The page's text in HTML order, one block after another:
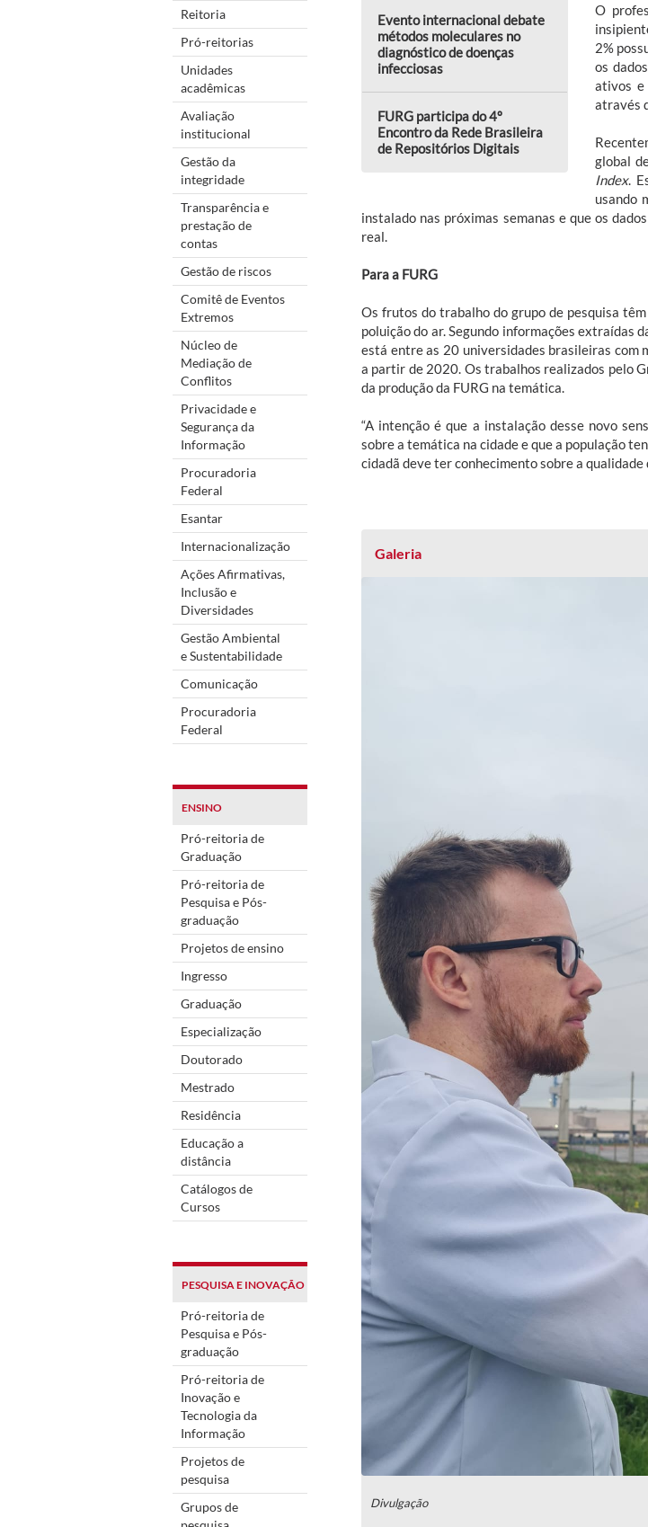
Reitoria
Pró-reitorias
Unidades
acadêmicas
Avaliação
institucional
Gestão da
integridade
Transparência e
prestação de
contas
Gestão de riscos
Comitê de Eventos
Extremos
Núcleo de
Mediação de
Conflitos
Privacidade e
Segurança da
Informação
Procuradoria
Federal
Esantar
Internacionalização
Ações Afirmativas,
Inclusão e
Diversidades
Gestão Ambiental
e Sustentabilidade
Comunicação
Procuradoria
Federal
ENSINO
Pró-reitoria de
Graduação
Pró-reitoria de
Pesquisa e Pós-
graduação
Projetos de ensino
Ingresso
Graduação
Especialização
Doutorado
Mestrado
Residência
Educação a
distância
Catálogos de
Cursos
PESQUISA E INOVAÇÃO
Pró-reitoria de
Pesquisa e Pós-
graduação
Pró-reitoria de
Inovação e
Tecnologia da
Informação
Projetos de
pesquisa
Grupos de
Evento internacional debate
métodos moleculares no
diagnóstico de doenças
infecciosas
FURG participa do 4º
Encontro da Rede Brasileira
de Repositórios Digitais
O
2%
os
ativos e
através
global
Index.
usando
instalado nas próximas semanas e que os
real.
Para a FURG
Os frutos do trabalho do grupo de pesquisa
poluição do ar. Segundo informações extraídas
está entre as 20 universidades brasileiras com
a partir de 2020. Os trabalhos realizados pelo
da produção da FURG na temática.
“A intenção é que a instalação desse novo
sobre a temática na cidade e que a população
cidadã deve ter conhecimento sobre a qualidade
Galeria
Divulgação